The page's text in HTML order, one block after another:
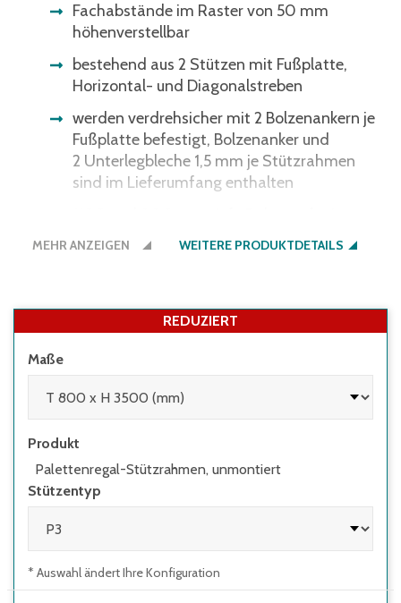
Fachabstände im Raster von 50 mm
höhenverstellbar
bestehend aus 2 Stützen mit Fußplatte,
Horizontal- und Diagonalstreben
werden verdrehsicher mit 2 Bolzenankern je
Fußplatte befestigt, Bolzenanker und
2 Unterlegbleche 1,5 mm je Stützrahmen
sind im Lieferumfang enthalten
oder Quereinlagerung von Europaletten
MEHR ANZEIGEN WEITERE PRODUKTDETAILS
REDUZIERT
Maße
Produkt
Palettenregal-Stützrahmen, unmontiert
Stützentyp
* Auswahl ändert Ihre Konfiguration